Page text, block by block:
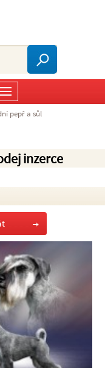
inzerce
pepř a sůl